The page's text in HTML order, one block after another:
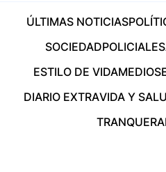
ÚLTIMAS NOTICIAS
SOCIEDADPOLICIALES
ESTILO DE VIDAMEDIOS
DIARIO EXTRAVIDA Y
TRANQUERA